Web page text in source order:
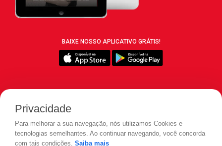
BAIXE NOSSO APLICATIVO GRÁTIS!
Privacidade
Para melhorar a sua navegação, nós utilizamos Cookies e
tecnologias semelhantes. Ao continuar navegando, você concorda
com tais condições. Saiba mais